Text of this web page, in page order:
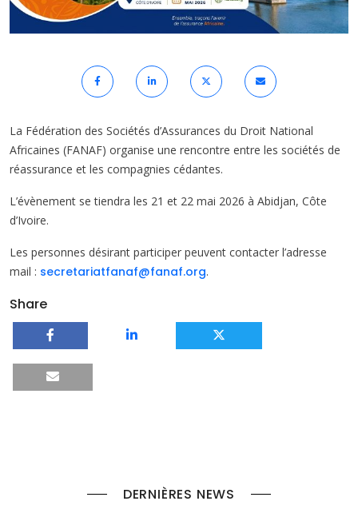
La Fédération des Sociétés d’Assurances du Droit National
Africaines (FANAF) organise une rencontre entre les sociétés de
réassurance et les compagnies cédantes.
L’évènement se tiendra les 21 et 22 mai 2026 à Abidjan, Côte
d’Ivoire.
Les personnes désirant participer peuvent contacter l’adresse
mail : secretariatfanaf@fanaf.org.
Share
DERNIÈRES NEWS